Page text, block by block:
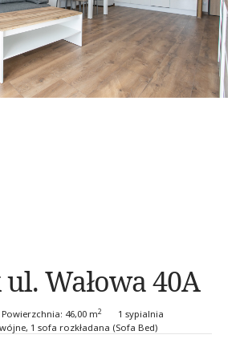
Wałowa 40A
Powierzchnia: 46,00 m2
1 sypialnia
, 1 sofa rozkładana (Sofa Bed)